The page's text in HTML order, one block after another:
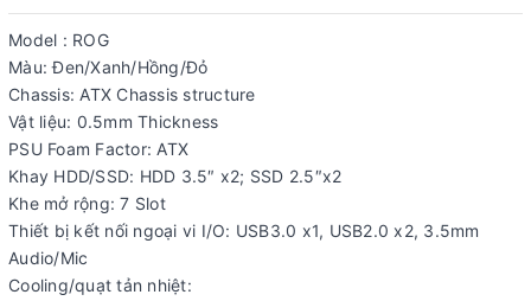
Model : ROG
Màu: Đen/Xanh/Hồng/Đỏ
Chassis: ATX Chassis structure
Vật liệu: 0.5mm Thickness
PSU Foam Factor: ATX
Khay HDD/SSD: HDD 3.5″ x2; SSD 2.5″x2
Khe mở rộng: 7 Slot
Thiết bị kết nối ngoại vi I/O: USB3.0 x1, USB2.0 x2, 3.5mm
Audio/Mic
Cooling/quạt tản nhiệt: